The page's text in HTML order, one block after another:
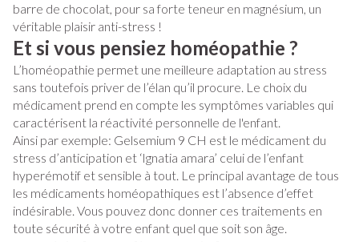
barre de chocolat, pour sa forte teneur en magnésium, un
véritable plaisir anti-stress !
Et si vous pensiez homéopathie ?
L’homéopathie permet une meilleure adaptation au stress
sans toutefois priver de l’élan qu’il procure. Le choix du
médicament prend en compte les symptômes variables qui
caractérisent la réactivité personnelle de l'enfant.
Ainsi par exemple: Gelsemium 9 CH est le médicament du
stress d’anticipation et ‘Ignatia amara’ celui de l’enfant
hyperémotif et sensible à tout. Le principal avantage de tous
les médicaments homéopathiques est l’absence d’effet
indésirable. Vous pouvez donc donner ces traitements en
toute sécurité à votre enfant quel que soit son âge.